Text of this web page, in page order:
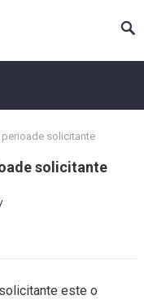
perioade solicitante
solicitante
este o